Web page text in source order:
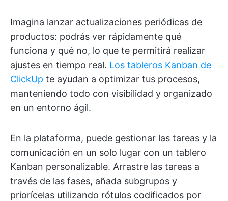
Imagina lanzar actualizaciones periódicas de
productos: podrás ver rápidamente qué
funciona y qué no, lo que te permitirá realizar
ajustes en tiempo real. Los tableros Kanban de
ClickUp te ayudan a optimizar tus procesos,
manteniendo todo con visibilidad y organizado
en un entorno ágil.
En la plataforma, puede gestionar las tareas y la
comunicación en un solo lugar con un tablero
Kanban personalizable. Arrastre las tareas a
través de las fases, añada subgrupos y
priorícelas utilizando rótulos codificados por